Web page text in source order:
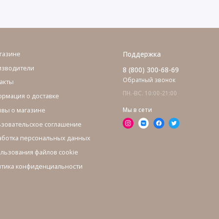
о доставке
о магазине
соглашение
персональных данных
файлов cookie
конфиденциальности
Поддержка
8 (800) 300-68-69
Обратный звонок
ПН.-ВС. 10:00-21:00
Мы в сети